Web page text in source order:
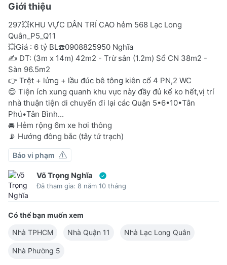
Giới thiệu
297💥KHU VỰC DÂN TRÍ CAO hẻm 568 Lạc Long
Quân_P5_Q11
💥Giá : 6 tỷ BL☎️0908825950 Nghĩa
✍️ DT: (3m x 14m) 42m2 - Trừ sân (1.2m) Sổ CN 38m2 -
Sàn 96.5m2
👉 Trệt + lửng + lầu đúc bê tông kiên cố 4 PN,2 WC
😊 Tiện ích xung quanh khu vực này đầy đủ kể ko hết,vị trí
nhà thuận tiện di chuyển đi lại các Quận 5•6•10•Tân
Phú•Tân Bình...
🚘 Hẻm rộng 6m xe hơi thông
📡 Hướng đông bắc (tây tứ trạch)
Báo vi phạm
Võ Trọng Nghĩa
Đã tham gia: 8 năm 10 tháng
Có thể bạn muốn xem
Nhà TPHCM
Nhà Quận 11 Nhà Lạc Long Quân
Nhà Phường 5